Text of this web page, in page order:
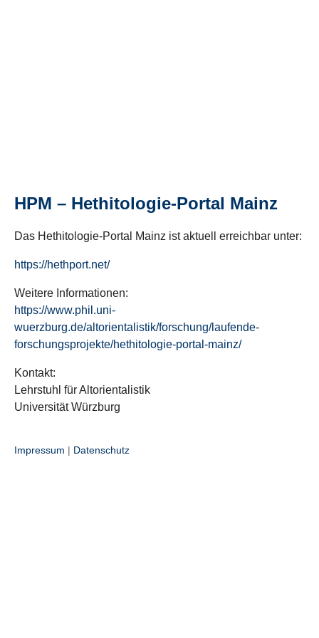
HPM – Hethitologie-Portal Mainz
Das Hethitologie-Portal Mainz ist aktuell erreichbar unter:
https://hethport.net/
Weitere Informationen:
https://www.phil.uni-
wuerzburg.de/altorientalistik/forschung/laufende-
forschungsprojekte/hethitologie-portal-mainz/
Kontakt:
Lehrstuhl für Altorientalistik
Universität Würzburg
Impressum | Datenschutz